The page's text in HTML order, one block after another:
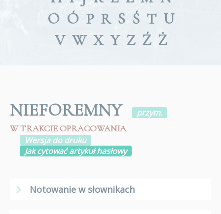
O Ó P R S Ś T U
V W X Y Z Ź Ż
NIEFOREMNY
przym.
W TRAKCIE OPRACOWANIA
Wersja do druku
Jak cytować artykuł hasłowy
Notowanie w słownikach